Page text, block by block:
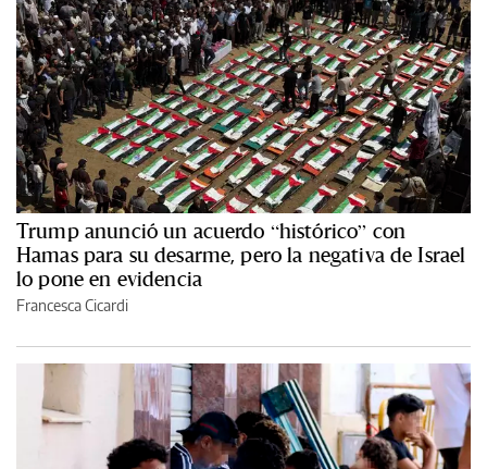
Trump anunció un acuerdo “histórico” con
Hamas para su desarme, pero la negativa de Israel
lo pone en evidencia
Francesca Cicardi